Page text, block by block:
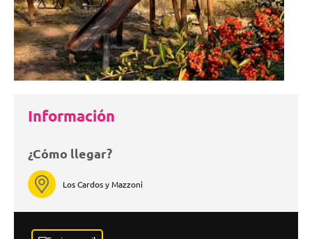
Información
¿Cómo llegar?
Los Cardos y Mazzoni